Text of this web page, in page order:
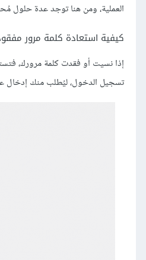
العملية، ومن هنا توجد عدة حلول
كيفية استعادة كلمة مرور
إذا نسيت أو فقدت كلمة مرورك،
تسجيل الدخول، ليُطلب منك إدخال